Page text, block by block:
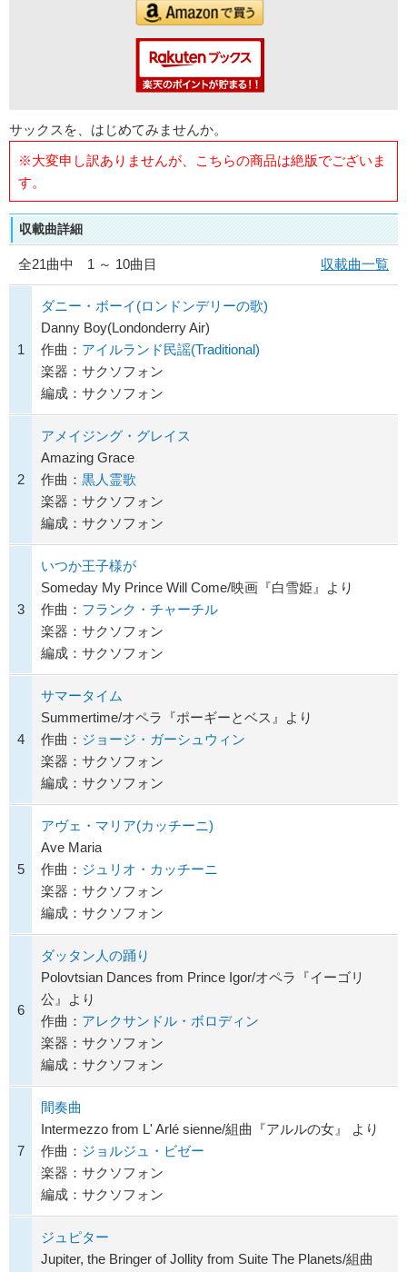
サックスを、はじめてみませんか。
※大変申し訳ありませんが、こちらの商品は絶版でございま
す。
収載曲詳細
全21曲中 1 ～ 10曲目 収載曲一覧
1
ダニー・ボーイ(ロンドンデリーの歌)
Danny Boy(Londonderry Air)
作曲： アイルランド民謡(Traditional)
楽器：サクソフォン
編成：サクソフォン
2
アメイジング・グレイス
Amazing Grace
作曲： 黒人霊歌
楽器：サクソフォン
編成：サクソフォン
3
いつか王子様が
Someday My Prince Will Come/映画『白雪姫』より
作曲： フランク・チャーチル
楽器：サクソフォン
編成：サクソフォン
4
サマータイム
Summertime/オペラ『ポーギーとベス』より
作曲： ジョージ・ガーシュウィン
楽器：サクソフォン
編成：サクソフォン
5
アヴェ・マリア(カッチーニ)
Ave Maria
作曲： ジュリオ・カッチーニ
楽器：サクソフォン
編成：サクソフォン
6
ダッタン人の踊り
Polovtsian Dances from Prince Igor/オペラ『イーゴリ
公』より
作曲： アレクサンドル・ボロディン
楽器：サクソフォン
編成：サクソフォン
7
間奏曲
Intermezzo from L' Arlé sienne/組曲『アルルの女』 より
作曲： ジョルジュ・ビゼー
楽器：サクソフォン
編成：サクソフォン
ジュピター
Jupiter, the Bringer of Jollity from Suite The Planets/組曲